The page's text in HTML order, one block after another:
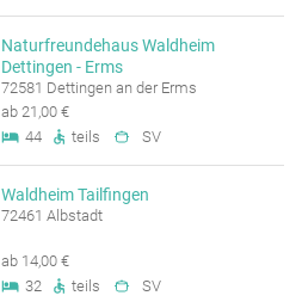
Naturfreundehaus Waldheim
Dettingen - Erms
72581 Dettingen an der Erms
ab 21,00 €
44
teils SV
Waldheim Tailfingen
72461 Albstadt
ab 14,00 €
32
teils SV